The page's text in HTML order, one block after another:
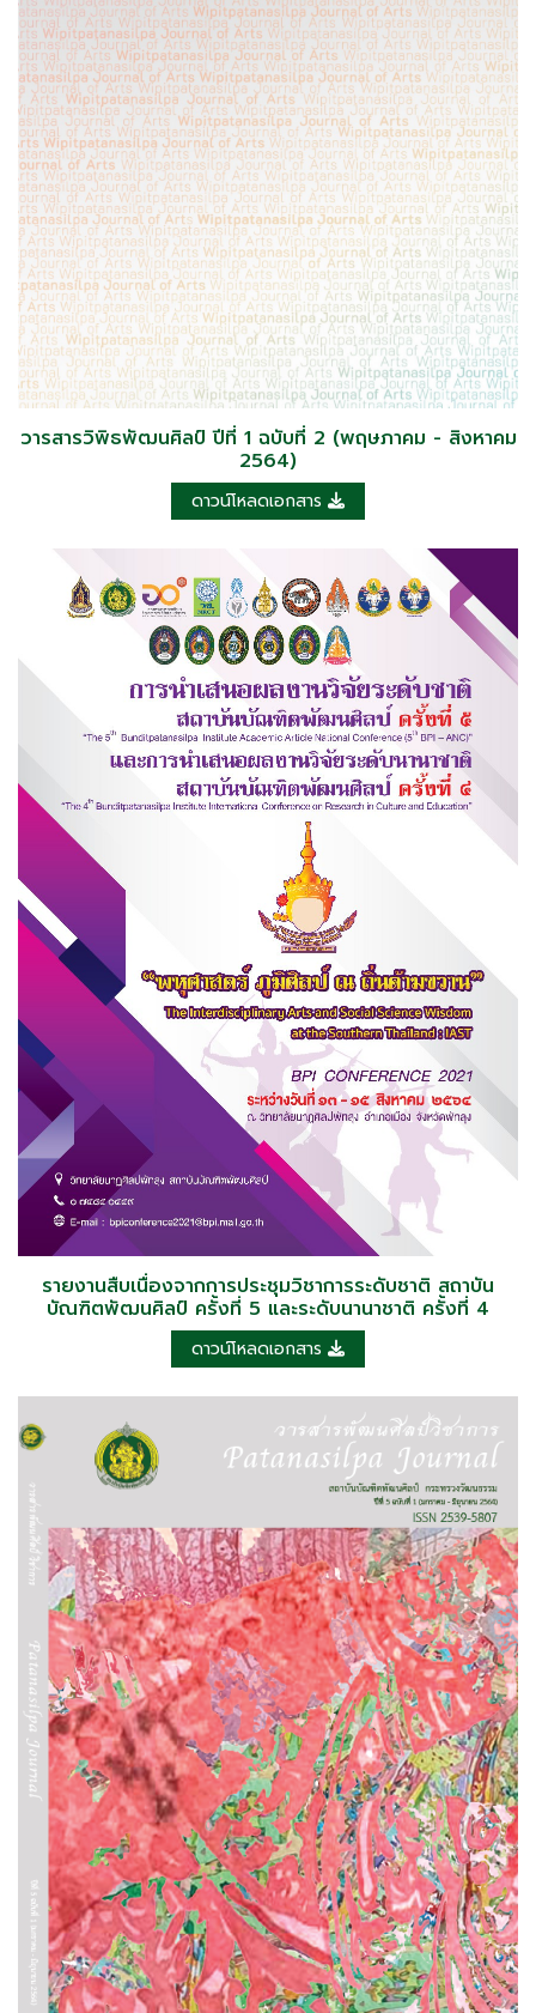
วารสารวิพิธพัฒนศิลป์ ปีที่ 1 ฉบับที่ 2 (พฤษภาคม - สิงหาคม
2564)
ดาวน์โหลดเอกสาร
รายงานสืบเนื่องจากการประชุมวิชาการระดับชาติ สถาบัน
บัณฑิตพัฒนศิลป์ ครั้งที่ 5 และระดับนานาชาติ ครั้งที่ 4
ดาวน์โหลดเอกสาร